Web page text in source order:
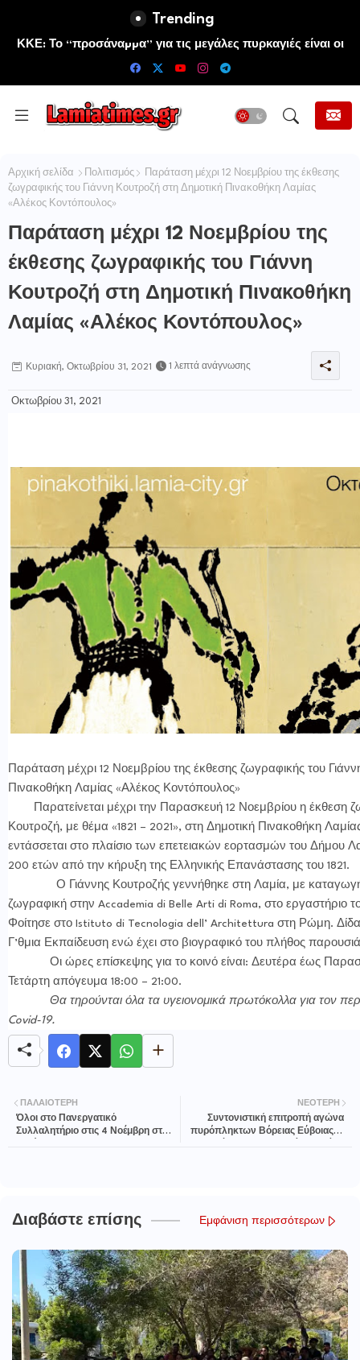
Trending
ΚΚΕ: Το “προσάναµµα” για τις μεγάλες πυρκαγιές είναι οι
τεράστιες ελλείψεις σε µέσα και προσωπικό στην
Αρχική σελίδα Πολιτισμός
Παράταση μέχρι 12 Νοεμβρίου της έκθεσης
ζωγραφικής του Γιάννη Κουτροζή στη Δημοτική Πινακοθήκη Λαμίας
«Αλέκος Κοντόπουλος»
Παράταση μέχρι 12 Νοεμβρίου της
έκθεσης ζωγραφικής του Γιάννη
Κουτροζή στη Δημοτική Πινακοθήκη
Λαμίας «Αλέκος Κοντόπουλος»
Κυριακή, Οκτωβρίου 31, 2021 1 λεπτά ανάγνωσης
Οκτωβρίου 31, 2021
Παράταση μέχρι 12 Νοεμβρίου της έκθεσης ζωγραφικής του
Πινακοθήκη Λαμίας «Αλέκος Κοντόπουλος»
Παρατείνεται μέχρι την Παρασκευή 12 Νοεμβρίου η έκθεση
Κουτροζή, με θέμα «1821 – 2021», στη Δημοτική Πινακοθήκη
εντάσσεται στο πλαίσιο των επετειακών εορτασμών του Δήμου
200 ετών από την κήρυξη της Ελληνικής Επανάστασης του 1821.
Ο Γιάννης Κουτροζής γεννήθηκε στη Λαμία, με καταγωγή
ζωγραφική στην Accademia di Belle Arti di Roma, στο εργαστήριο
Φοίτησε στο Istituto di Tecnologia dell’ Architettura στη Ρώμη.
Γ’θμια Εκπαίδευση ενώ έχει στο βιογραφικό του πλήθος
Οι ώρες επίσκεψης για το κοινό είναι: Δευτέρα έως
Τετάρτη απόγευμα 18:00 – 21:00.
Θα τηρούνται όλα τα υγειονομικά πρωτόκολλα για τον
Covid-19.
ΝΕΌΤΕΡΗ
Συντονιστική επιτροπή αγώνα
πυρόπληκτων Βόρειας Εύβοιας: 6
ΠΑΛΑΙΌΤΕΡΗ
Όλοι στο Πανεργατικό
Συλλαλητήριο στις 4 Νοέμβρη στη
Διαβάστε επίσης Εμφάνιση περισσότερων